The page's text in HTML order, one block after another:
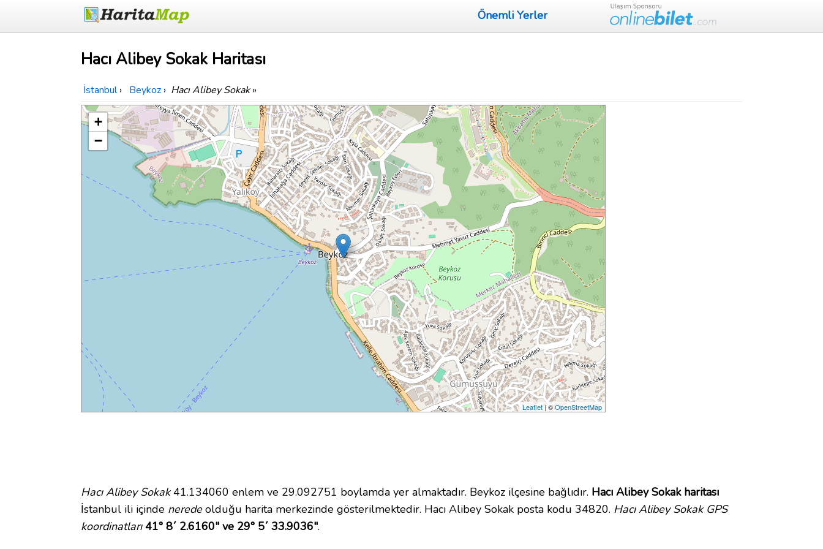
Önemli Yerler
Hacı Alibey Sokak Haritası
İstanbul › Beykoz › Hacı Alibey Sokak»
+
−
Leaflet| ©OpenStreetMap
Hacı Alibey Sokak41.134060 enlem ve 29.092751 boylamda yer almaktadır. Beykoz ilçesine bağlıdır. Hacı Alibey Sokak haritası
İstanbul ili içinde neredeolduğu harita merkezinde gösterilmektedir. Hacı Alibey Sokak posta kodu 34820. Hacı Alibey Sokak GPS
koordinatları 41° 8´ 2.6160" ve 29° 5´ 33.9036".